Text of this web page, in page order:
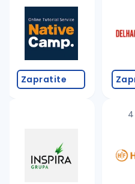
Zapratite